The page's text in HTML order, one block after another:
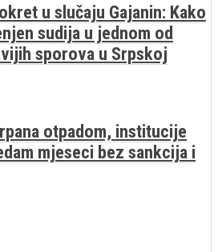
u slučaju Gajanin: Kako
sudija u jednom od
sporova u Srpskoj
otpadom, institucije
mjeseci bez sankcija i